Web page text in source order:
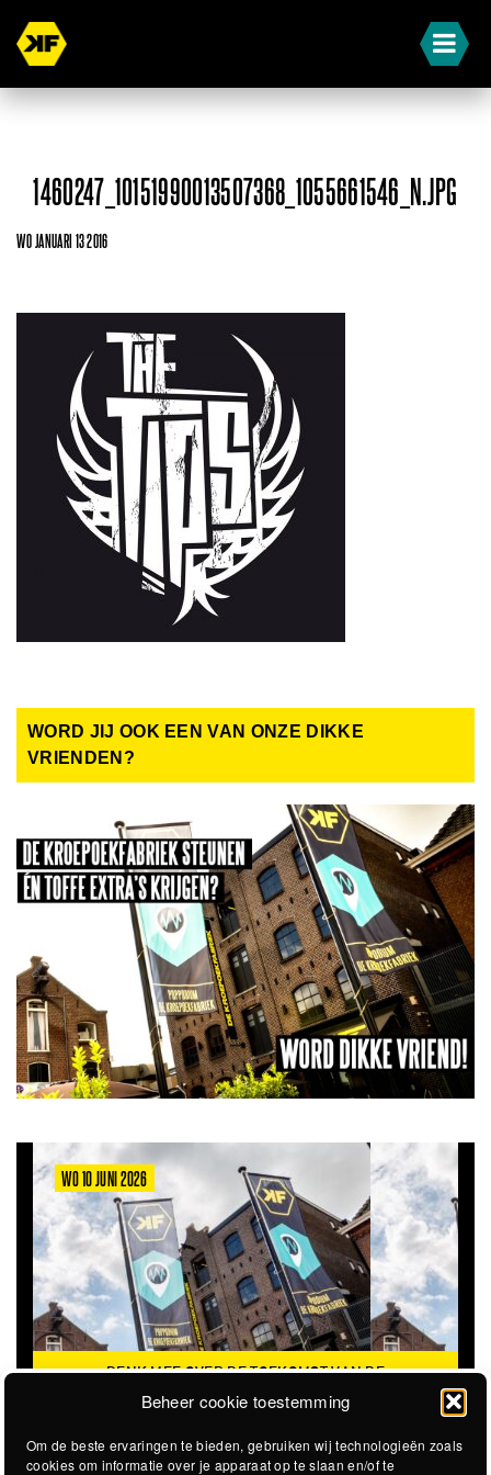
Beheer cookie toestemming
Om de beste ervaringen te bieden, gebruiken wij technologieën zoals
cookies om informatie over je apparaat op te slaan en/of te
1460247_10151990013507368_1055661546_N.JPG
WO JANUARI 13 2016
WORD JIJ OOK EEN VAN ONZE DIKKE
VRIENDEN?
WO 10 JUNI 2026
DENK MEE OVER DE TOEKOMST VAN DE
KROEPOEKFABRIEK